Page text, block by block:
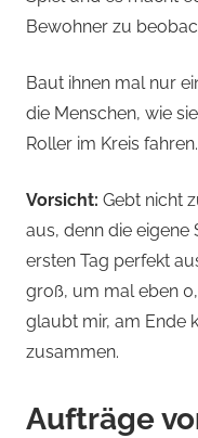
Bewohner zu
Baut ihnen mal nur
die Menschen, wie
Roller im Kreis
Vorsicht: Gebt nicht
aus, denn die eigene
ersten Tag perfekt
groß, um mal eben
glaubt mir, am Ende
zusammen.
Aufträge